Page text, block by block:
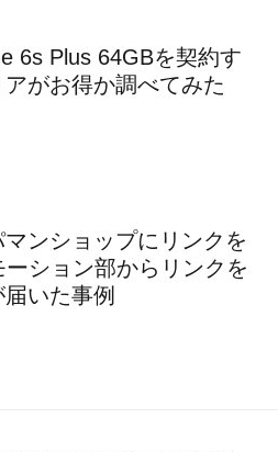
6s Plus 64GBを契約す
がお得か調べてみた
ンショップにリンクを
ション部からリンクを
いた事例